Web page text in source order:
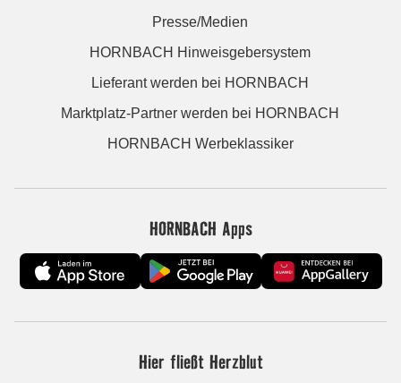
Presse/Medien
HORNBACH Hinweisgebersystem
Lieferant werden bei HORNBACH
Marktplatz-Partner werden bei HORNBACH
HORNBACH Werbeklassiker
HORNBACH Apps
Hier fließt Herzblut